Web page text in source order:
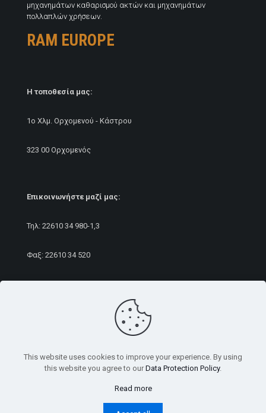
μηχανημάτων καθαρισμού ακτών και μηχανημάτων
πολλαπλών χρήσεων.
RAM EUROPE
Η τοποθεσία μας:
1ο Χλμ. Ορχομενού - Κάστρου
323 00 Ορχομενός
Επικοινωνήστε μαζί μας:
Τηλ: 22610 34 980-1,3
Φαξ: 22610 34 520
© 2021 Ram Europe group | All Rights Reserved | Developed
by Feel the Web
This website uses cookies to improve your experience. By using
this website you agree to our Data Protection Policy.
Read more